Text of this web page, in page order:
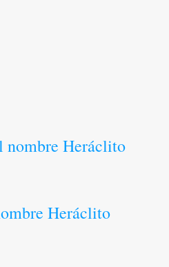
nombre Heráclito
Heráclito